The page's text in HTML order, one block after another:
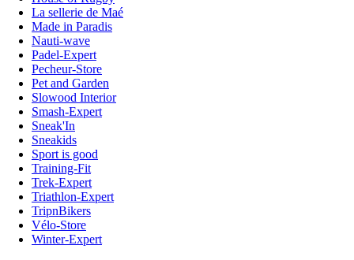
La sellerie de Maé
Made in Paradis
Nauti-wave
Padel-Expert
Pecheur-Store
Pet and Garden
Slowood Interior
Smash-Expert
Sneak'In
Sneakids
Sport is good
Training-Fit
Trek-Expert
Triathlon-Expert
TripnBikers
Vélo-Store
Winter-Expert